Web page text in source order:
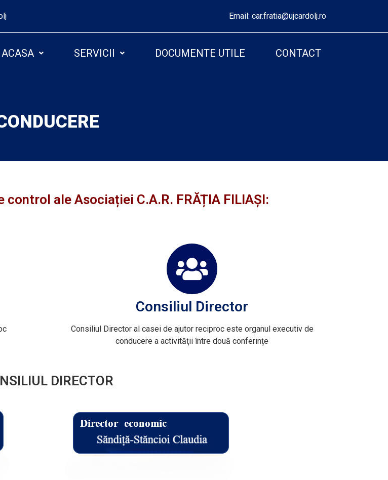
Email: car.fratia@ujcardolj.ro
ACASA SERVICII DOCUMENTE UTILE CONTACT
ale Asociației C.A.R. FRĂȚIA FILIAȘI:
Consiliul Director
Consiliul Director al casei de ajutor reciproc este organul executiv de
conducere a activităţii între două conferințe
DIRECTOR